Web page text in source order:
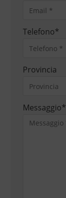
Telefono*
Provincia
Messaggio*